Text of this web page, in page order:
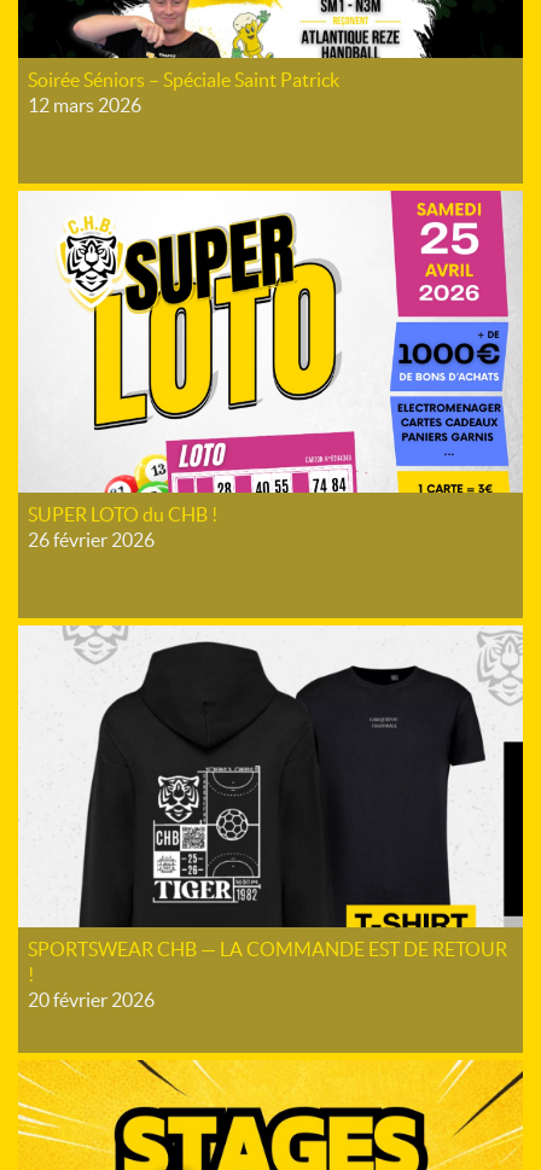
Soirée Séniors – Spéciale Saint Patrick
12 mars 2026
SUPER LOTO du CHB !
26 février 2026
SPORTSWEAR CHB — LA COMMANDE EST DE RETOUR
!
20 février 2026